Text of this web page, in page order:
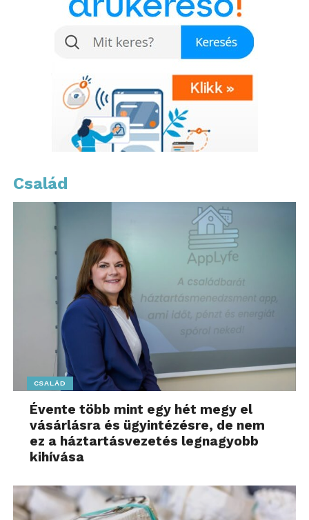
A Semmelweis Egyetem szerint a
egyharmada
alváshiányos
.
A Magyar Egészségügyi
Szakdolgozói Kamara felmérése
szerint a magyarok több mint
60%-a krónikusan stresszes
D-vitamin-hiányos, ami
hormonális és idegrendszeri
működést is befolyásol.
Az OTÁP2014 ásványianyag-
vizsgálata alapjána magyar
lakosságnál mindkét nemet
érinti az alacsony kálium-,
mangán- és krómbevitel
nőknél gyakrabban elégtelen a
kalcium-, vas-, réz- és
cinkbevitel.
Egy több mint 1100 embert
vizsgáló nemzetközi kutatás
(Flemish Gut Flora Project)
szerint a bélflóra egyensúlyát
befolyásolja, és
a lakosság
jelentős részénél jelen van
Család
CSALÁD
Évente több mint egy hét megy el
vásárlásra és ügyintézésre, de nem
ez a háztartásvezetés legnagyobb
kihívása